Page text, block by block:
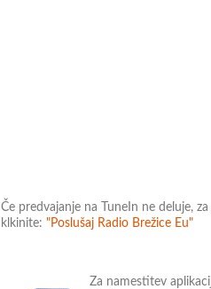
Če predvajanje na TuneIn ne deluje,
klkinite: "Poslušaj Radio Brežice Eu"
Za namestitev